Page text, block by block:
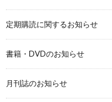
定期購読に関するお知らせ
書籍・DVDのお知らせ
月刊誌のお知らせ